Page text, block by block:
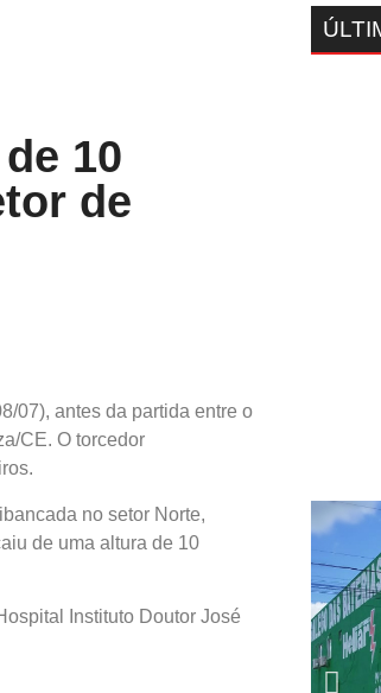
10
de
07), antes da partida entre o
CE. O torcedor
no setor Norte,
de uma altura de 10
Instituto Doutor José